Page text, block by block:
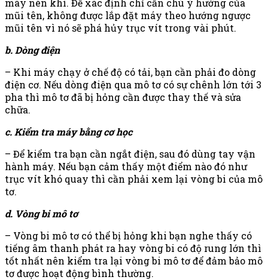
mũi tên, không được lắp đặt máy theo hướng ngược
mũi tên vì nó sẽ phá hủy trục vít trong vài phút.
b. Dòng điện
– Khi máy chạy ở chế độ có tải, bạn cần phải đo dòng
điện cơ. Nếu dòng điện qua mô tơ có sự chênh lớn tới 3
pha thì mô tơ đã bị hỏng cần được thay thế và sửa
chữa.
c. Kiểm tra máy bằng cơ học
– Để kiểm tra bạn cần ngắt điện, sau đó dùng tay vận
hành máy. Nếu bạn cảm thấy một điểm nào đó như
trục vít khó quay thì cần phải xem lại vòng bi của mô
tơ.
d. Vòng bi mô tơ
– Vòng bi mô tơ có thể bị hỏng khi bạn nghe thấy có
tiếng âm thanh phát ra hay vòng bi có độ rung lớn thì
tốt nhất nên kiểm tra lại vòng bi mô tơ để đảm bảo mô
tơ được hoạt động bình thường.